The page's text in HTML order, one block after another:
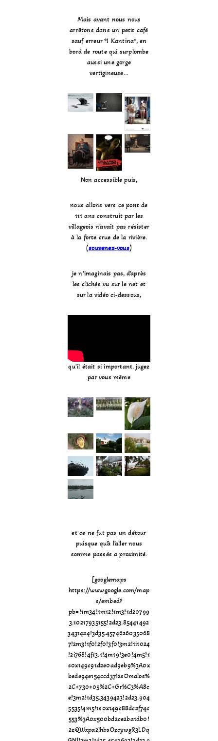
Mais avant nous nous
arrêtons dans un petit café
sauf erreur *I Kantina*, en
bord de route qui surplombe
aussi une gorge
vertigineuse…
Non accessible puis,
nous allons vers ce pont de
111 ans construit par les
villageois n’avait pas résister
à la forte crue de la rivière.
(souvenez-vous)
je n’imaginais pas, d’après
les clichés vu sur le net et
sur la vidéo ci-dessous,
qu’il était si important. jugez
par vous même
et ce ne fut pas un détour
puisque qu’à l’aller nous
somme passés a proximité.
[googlemaps
https://www.google.com/map
s/embed?
pb=!1m34!1m12!1m3!1d20799
3.10217935155!2d23.85441492
3431424!3d35.4574626035068
7!2m3!1f0!2f0!3f0!3m2!1i1024
!2i768!4f13.1!4m19!3e0!4m5!1
s0x149c91d2e0ad9eb9%3A0x
bede94e154ccd37!2sOmalos%
2C+730+05%2C+Gr%C3%A8c
e!3m2!1d35.3439423!2d23.904
5535!4m5!1s0x149c88dc2f74c
553%3A0x500bd2ce2ba1db0!
2zQWxpa2lhbsOzcywgR3LDq